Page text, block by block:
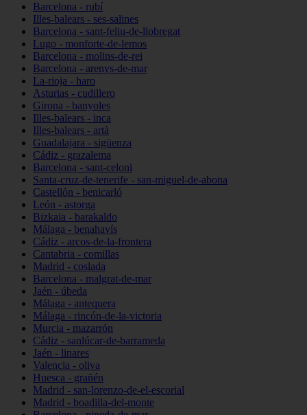
Barcelona - rubí
Illes-balears - ses-salines
Barcelona - sant-feliu-de-llobregat
Lugo - monforte-de-lemos
Barcelona - molins-de-rei
Barcelona - arenys-de-mar
La-rioja - haro
Asturias - cudillero
Girona - banyoles
Illes-balears - inca
Illes-balears - artà
Guadalajara - sigüenza
Cádiz - grazalema
Barcelona - sant-celoni
Santa-cruz-de-tenerife - san-miguel-de-abona
Castellón - benicarló
León - astorga
Bizkaia - barakaldo
Málaga - benahavís
Cádiz - arcos-de-la-frontera
Cantabria - comillas
Madrid - coslada
Barcelona - malgrat-de-mar
Jaén - úbeda
Málaga - antequera
Málaga - rincón-de-la-victoria
Murcia - mazarrón
Cádiz - sanlúcar-de-barrameda
Jaén - linares
Valencia - oliva
Huesca - grañén
Madrid - san-lorenzo-de-el-escorial
Madrid - boadilla-del-monte